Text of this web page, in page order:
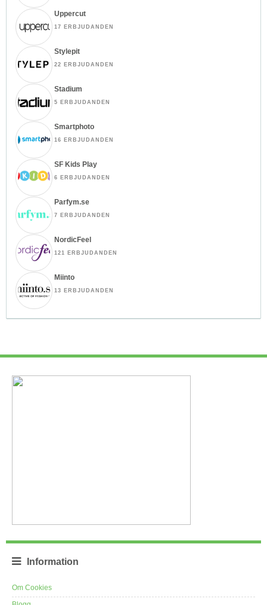
Uppercut
17 ERBJUDANDEN
Stylepit
22 ERBJUDANDEN
Stadium
5 ERBJUDANDEN
Smartphoto
16 ERBJUDANDEN
SF Kids Play
6 ERBJUDANDEN
Parfym.se
7 ERBJUDANDEN
NordicFeel
121 ERBJUDANDEN
Miinto
13 ERBJUDANDEN
Information
Om Cookies